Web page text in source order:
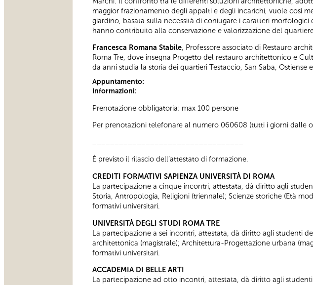
maggior frazionamento degli appalti e degli incarichi, vuole così
giardino, basata sulla necessità di coniugare i caratteri
hanno contribuito alla conservazione e valorizzazione del
Francesca Romana Stabile, Professore associato di Restauro
Roma Tre, dove insegna Progetto del restauro architettonico e
da anni studia la storia dei quartieri Testaccio, San Saba, Ostiense
Appuntamento:
Informazioni:
Prenotazione obbligatoria: max 100 persone
Per prenotazioni telefonare al numero 060608 (tutti i giorni dalle
È previsto il rilascio dell’attestato di formazione.
CREDITI FORMATIVI SAPIENZA UNIVERSITÀ DI ROMA
La partecipazione a cinque incontri, attestata, dà diritto agli
Storia, Antropologia, Religioni (triennale); Scienze storiche (Età
formativi universitari.
UNIVERSITÀ DEGLI STUDI ROMA TRE
La partecipazione a sei incontri, attestata, dà diritto agli studenti
architettonica (magistrale); Architettura-Progettazione urbana
formativi universitari.
ACCADEMIA DI BELLE ARTI
La partecipazione ad otto incontri, attestata, dà diritto agli